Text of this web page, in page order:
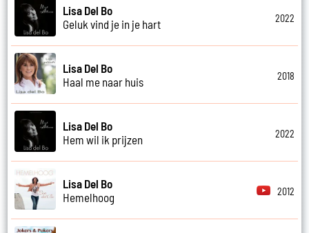
Lisa Del Bo
Geluk vind je in je hart
2022
Lisa Del Bo
Haal me naar huis
2018
Lisa Del Bo
Hem wil ik prijzen
2022
Lisa Del Bo
Hemelhoog
2012